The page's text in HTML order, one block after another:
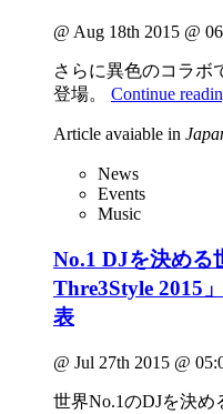
@ Aug 18th 2015 @
さらに異色のコラボ
登場。 Continue
Article avaiable in
News
Events
Music
No.1 DJを決める
Thre3Style 2015
表
@ Jul 27th 2015 @
世界No.1のDJを決め